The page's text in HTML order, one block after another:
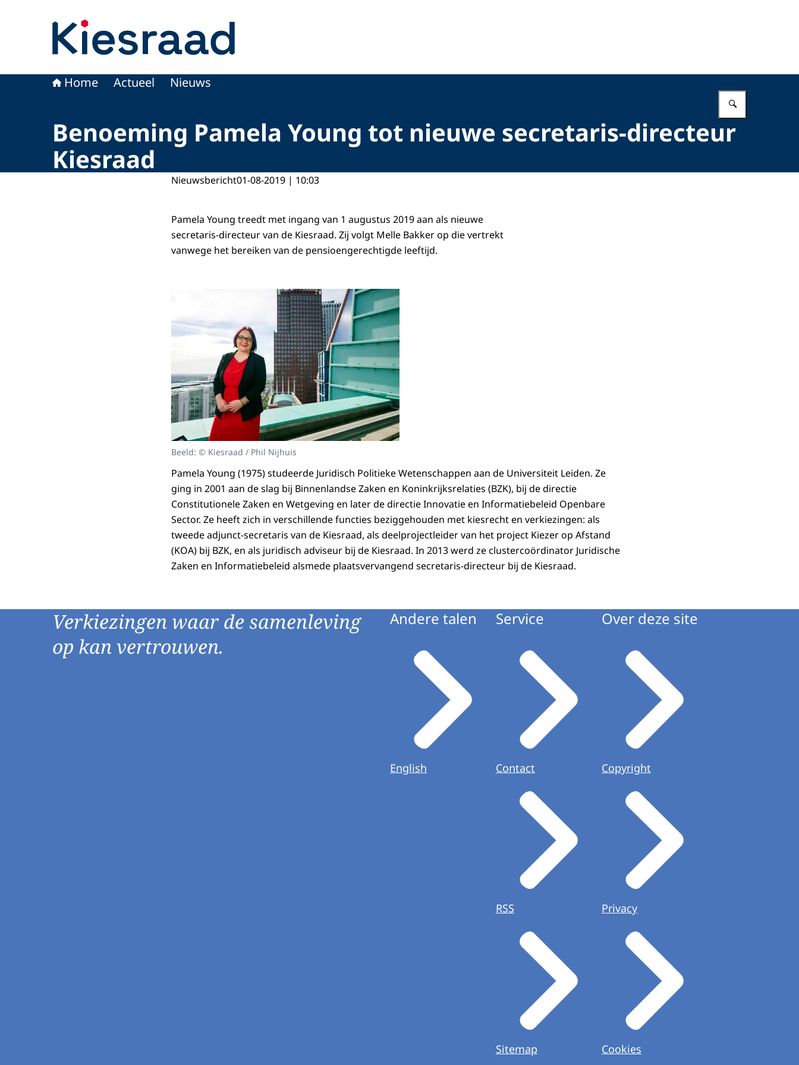
Home Actueel Nieuws
Benoeming Pamela Young tot nieuwe secretaris-directeur
Kiesraad
Nieuwsbericht01-08-2019 | 10:03
Pamela Young treedt met ingang van 1 augustus 2019 aan als nieuwe
secretaris-directeur van de Kiesraad. Zij volgt Melle Bakker op die vertrekt
vanwege het bereiken van de pensioengerechtigde leeftijd.
Beeld: © Kiesraad / Phil Nijhuis
Pamela Young (1975) studeerde Juridisch Politieke Wetenschappen aan de Universiteit Leiden. Ze
ging in 2001 aan de slag bij Binnenlandse Zaken en Koninkrijksrelaties (BZK), bij de directie
Constitutionele Zaken en Wetgeving en later de directie Innovatie en Informatiebeleid Openbare
Sector. Ze heeft zich in verschillende functies beziggehouden met kiesrecht en verkiezingen: als
tweede adjunct-secretaris van de Kiesraad, als deelprojectleider van het project Kiezer op Afstand
(KOA) bij BZK, en als juridisch adviseur bij de Kiesraad. In 2013 werd ze clustercoördinator Juridische
Zaken en Informatiebeleid alsmede plaatsvervangend secretaris-directeur bij de Kiesraad.
Verkiezingen waar de samenleving
op kan vertrouwen.
Andere talen
English
Service
Contact
RSS
Sitemap
Over deze site
Copyright
Privacy
Cookies